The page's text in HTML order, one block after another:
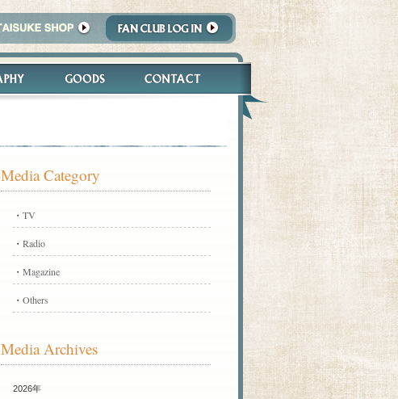
Media Category
・ TV
・ Radio
・ Magazine
・ Others
Media Archives
2026年